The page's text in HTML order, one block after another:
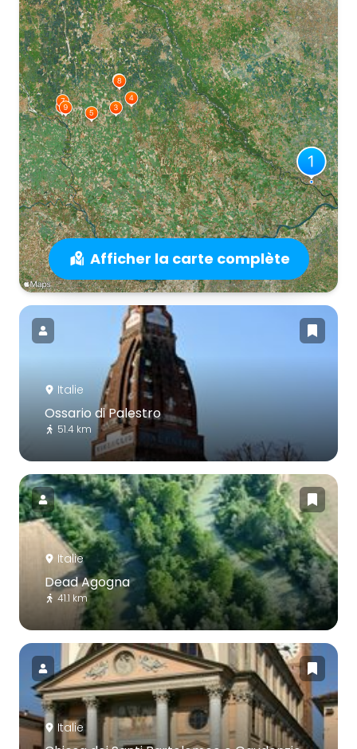
Afficher la carte complète
Italie
Ossario di Palestro
51.4 km
Italie
Dead Agogna
41.1 km
Italie